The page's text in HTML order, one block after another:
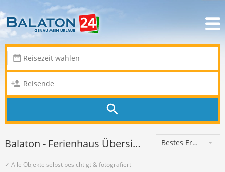
Balaton - Ferienhaus Übersicht: 303 Ferienhäuser am Balaton Bestes Ergebnis
✓ Alle Objekte selbst besichtigt & fotografiert